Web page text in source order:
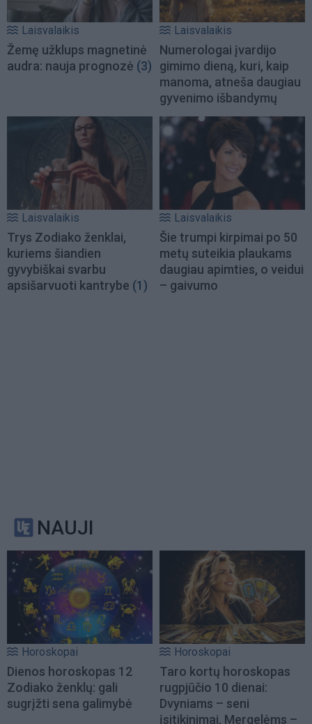
Laisvalaikis
Žemę užklups magnetinė
audra: nauja prognozė (3)
Laisvalaikis
Numerologai įvardijo
gimimo dieną, kuri, kaip
manoma, atneša daugiau
gyvenimo išbandymų
Laisvalaikis
Trys Zodiako ženklai,
kuriems šiandien
gyvybiškai svarbu
apsišarvuoti kantrybe (1)
Laisvalaikis
Šie trumpi kirpimai po 50
metų suteikia plaukams
daugiau apimties, o veidui
– gaivumo
NAUJI
Horoskopai
Dienos horoskopas 12
Zodiako ženklų: gali
sugrįžti sena galimybė
Horoskopai
Taro kortų horoskopas
rugpjūčio 10 dienai:
Dvyniams – seni
įsitikinimai, Mergelėms –